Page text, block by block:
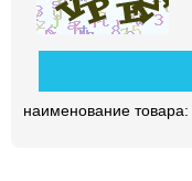
наименование товара: